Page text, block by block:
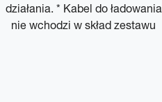
działania. * Kabel do ładowania
nie wchodzi w skład zestawu